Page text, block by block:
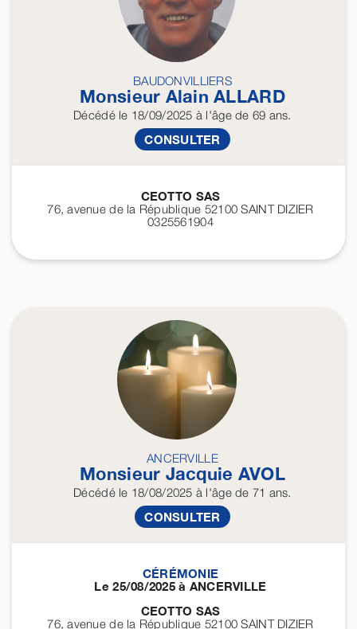
BAUDONVILLIERS
Monsieur AlainALLARD
Décédéle 18/09/2025 à l'âge de 69 ans.
CONSULTER
CEOTTO SAS
76, avenue de la République 52100SAINT DIZIER
0325561904
ANCERVILLE
Monsieur Jacquie AVOL
Décédéle 18/08/2025 à l'âge de 71 ans.
CONSULTER
CÉRÉMONIE
Le 25/08/2025 à ANCERVILLE
CEOTTO SAS
76, avenue de la République 52100SAINT DIZIER